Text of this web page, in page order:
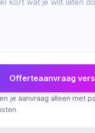
Offerteaanvraag
je aanvraag alleen met